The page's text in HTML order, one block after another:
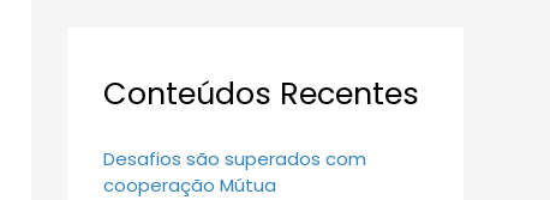
Conteúdos Recentes
Desafios são superados com
cooperação Mútua